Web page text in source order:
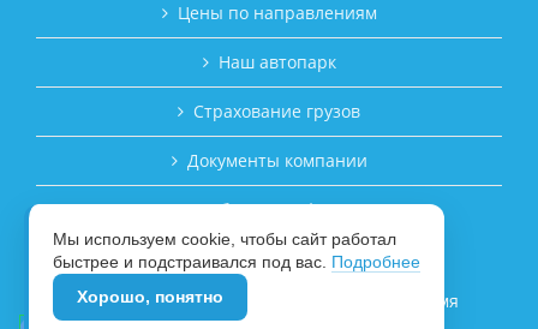
Цены по направлениям
Наш автопарк
Страхование грузов
Документы компании
Публичная оферта
ЗАКАЗАТЬ ПЕРЕВОЗКУ ГРУЗА
© 2017–2026 Транспортная компания «Время
Мы используем cookie, чтобы сайт работал
быстрее и подстраивался под вас. Подробнее
Хорошо, понятно